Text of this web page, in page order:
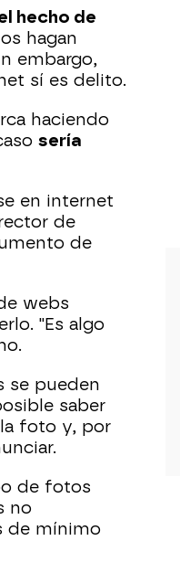
hecho de
hagan
embargo,
sí es delito.
haciendo
sería
en internet
de
de
webs
"Es algo
se pueden
saber
foto y, por
de fotos
no
de mínimo